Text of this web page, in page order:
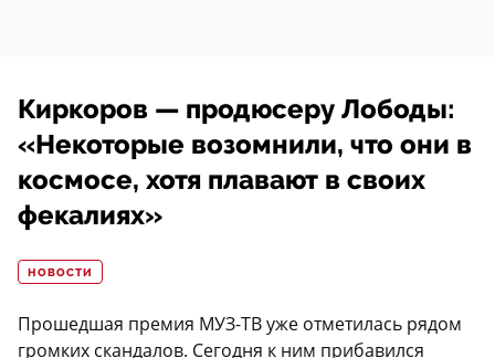
Киркоров — продюсеру Лободы:
«Некоторые возомнили, что они в
космосе, хотя плавают в своих
фекалиях»
НОВОСТИ
Прошедшая премия МУЗ-ТВ уже отметилась рядом
громких скандалов. Сегодня к ним прибавился